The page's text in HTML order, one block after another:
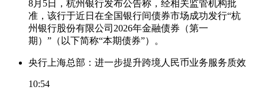
8月5日，杭州银行发布公告称，经相关监管机构批
准，该行于近日在全国银行间债券市场成功发行“杭
州银行股份有限公司2026年金融债券（第一
期）”（以下简称“本期债券”）。
央行上海总部：进一步提升跨境人民币业务服务质效
10:54